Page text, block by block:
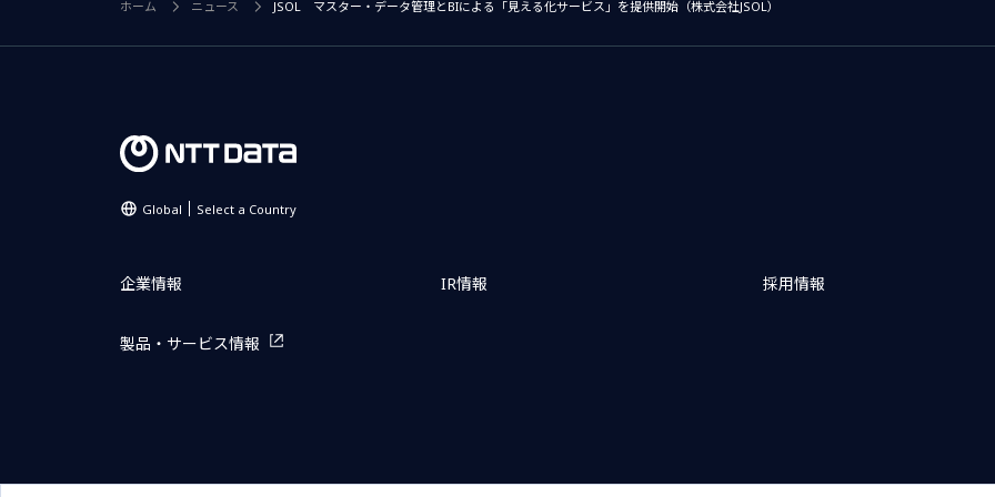
ホーム ニュース JSOL マスター・データ管理とBIによる「見える化サービス」を提供開始（株式会社JSOL）
Global Select a Country
企業情報 IR情報 採用情報
製品・サービス情報